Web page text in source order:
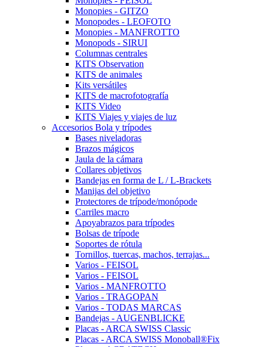
Monopies - GITZO
Monopodes - LEOFOTO
Monopies - MANFROTTO
Monopods - SIRUI
Columnas centrales
KITS Observation
KITS de animales
Kits versátiles
KITS de macrofotografía
KITS Video
KITS Viajes y viajes de luz
Accesorios Bola y trípodes
Bases niveladoras
Brazos mágicos
Jaula de la cámara
Collares objetivos
Bandejas en forma de L / L-Brackets
Manijas del objetivo
Protectores de trípode/monópode
Carriles macro
Apoyabrazos para trípodes
Bolsas de trípode
Soportes de rótula
Tornillos, tuercas, machos, terrajas...
Varios - FEISOL
Varios - FEISOL
Varios - MANFROTTO
Varios - TRAGOPAN
Varios - TODAS MARCAS
Bandejas - AUGENBLICKE
Placas - ARCA SWISS Classic
Placas - ARCA SWISS Monoball®Fix